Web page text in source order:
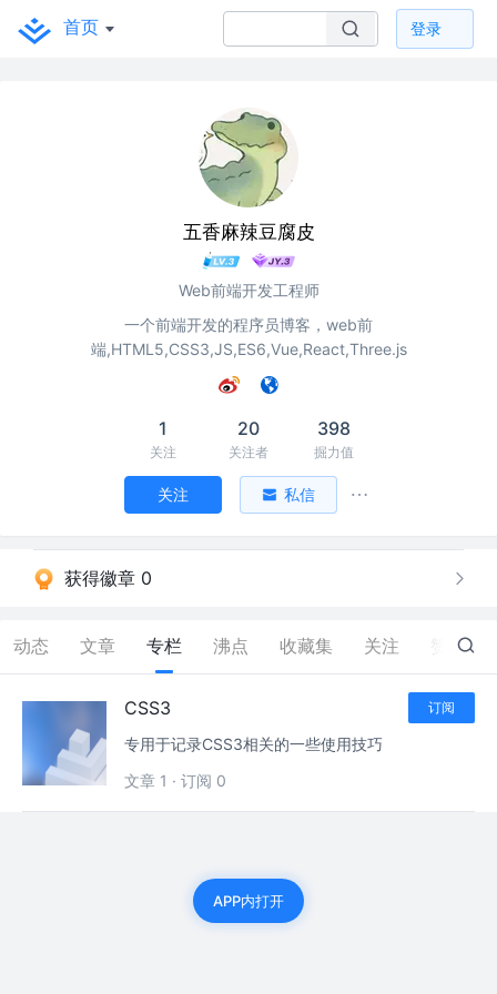
首页 登录
五香麻辣豆腐皮
Web前端开发工程师
一个前端开发的程序员博客，web前
端,HTML5,CSS3,JS,ES6,Vue,React,Three.js
1
关注
20
关注者
398
掘力值
关注 私信
获得徽章 0
动态 文章 专栏 沸点 收藏集 关注 0
CSS3 订阅
专用于记录CSS3相关的一些使用技巧
文章 1 · 订阅 0
APP内打开